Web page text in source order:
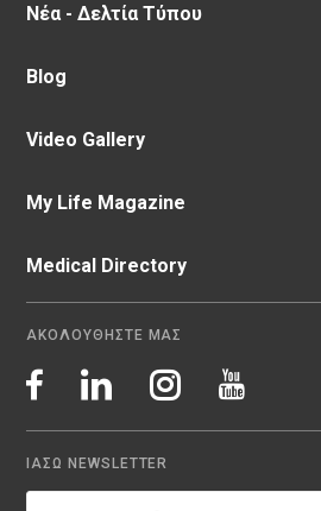
Νέα - Δελτία Τύπου
Blog
Video Gallery
My Life Magazine
Medical Directory
ΑΚΟΛΟΥΘΗΣΤΕ ΜΑΣ
ΙΑΣΩ NEWSLETTER